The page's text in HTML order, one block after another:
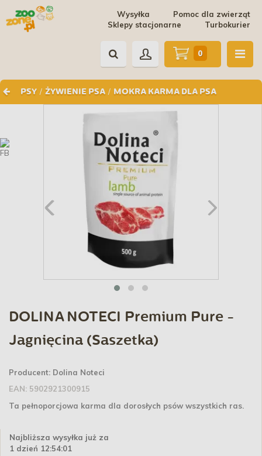
Pomoc dla zwierząt
Wysyłka
Turbokurier
Sklepy stacjonarne
PSY / ŻYWIENIE PSA / MOKRA KARMA DLA PSA
0
DOLINA NOTECI Premium Pure -
Jagnięcina (Saszetka)
Producent: Dolina Noteci
EAN: 5902921300915
Ta pełnoporcjowa karma dla dorosłych psów wszystkich ras.
Najbliższa wysyłka już za
1 dzień 12:54:01